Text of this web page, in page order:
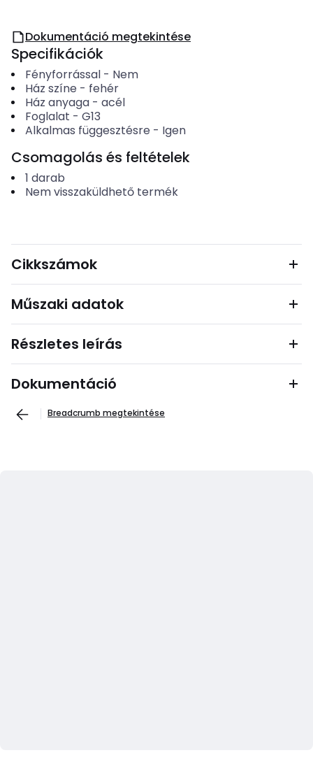
Dokumentáció megtekintése
Specifikációk
Fényforrással- Nem
Ház színe - fehér
Ház anyaga- acél
Foglalat - G13
Alkalmas függesztésre - Igen
Csomagolás és feltételek
1 darab
Nem visszaküldhető termék
Cikkszámok
Műszaki adatok
Részletes leírás
Dokumentáció
Breadcrumb megtekintése